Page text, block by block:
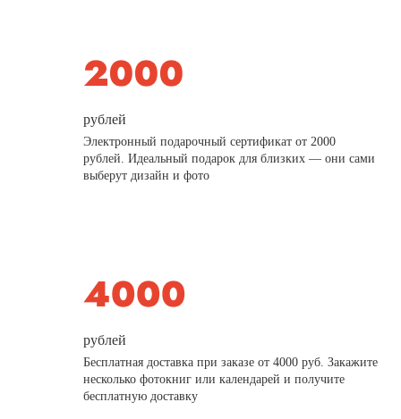
рублей
Электронный подарочный сертификат от 2000
рублей. Идеальный подарок для близких — они сами
выберут дизайн и фото
рублей
Бесплатная доставка при заказе от 4000 руб. Закажите
несколько фотокниг или календарей и получите
бесплатную доставку